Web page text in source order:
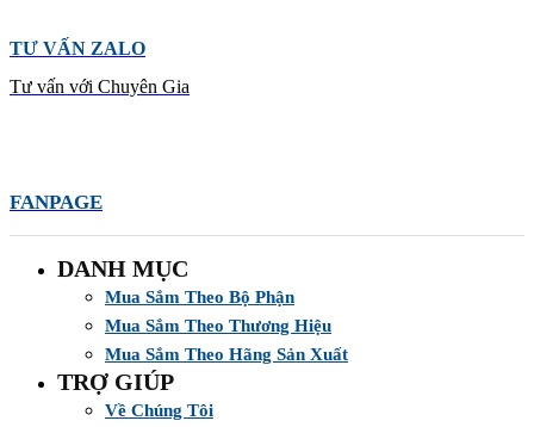
TƯ VẤN ZALO
Tư vấn với Chuyên Gia
FANPAGE
DANH MỤC
Mua Sắm Theo Bộ Phận
Mua Sắm Theo Thương Hiệu
Mua Sắm Theo Hãng Sản Xuất
TRỢ GIÚP
Về Chúng Tôi